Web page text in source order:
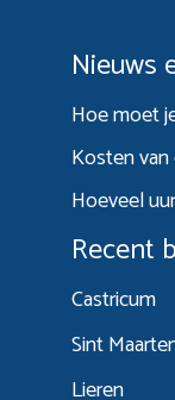
Nieuws
Hoe moet
Kosten
Hoeveel
Recent
Castricum
Sint
Lieren